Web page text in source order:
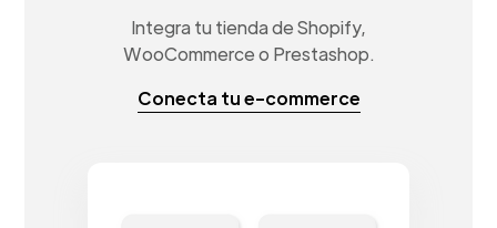
Integra tu tienda de Shopify,
WooCommerce o Prestashop.
Conecta tu e-commerce